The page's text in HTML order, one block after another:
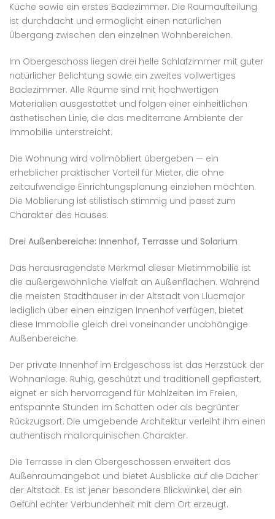
Küche sowie ein erstes Badezimmer. Die Raumaufteilung
ist durchdacht und ermöglicht einen natürlichen
Übergang zwischen den einzelnen Wohnbereichen.
Im Obergeschoss liegen drei helle Schlafzimmer mit guter
natürlicher Belichtung sowie ein zweites vollwertiges
Badezimmer. Alle Räume sind mit hochwertigen
Materialien ausgestattet und folgen einer einheitlichen
ästhetischen Linie, die das mediterrane Ambiente der
Immobilie unterstreicht.
Die Wohnung wird vollmöbliert übergeben — ein
erheblicher praktischer Vorteil für Mieter, die ohne
zeitaufwendige Einrichtungsplanung einziehen möchten.
Die Möblierung ist stilistisch stimmig und passt zum
Charakter des Hauses.
Drei Außenbereiche: Innenhof, Terrasse und Solarium
Das herausragendste Merkmal dieser Mietimmobilie ist
die außergewöhnliche Vielfalt an Außenflächen. Während
die meisten Stadthäuser in der Altstadt von Llucmajor
lediglich über einen einzigen Innenhof verfügen, bietet
diese Immobilie gleich drei voneinander unabhängige
Außenbereiche.
Der private Innenhof im Erdgeschoss ist das Herzstück der
Wohnanlage. Ruhig, geschützt und traditionell gepflastert,
eignet er sich hervorragend für Mahlzeiten im Freien,
entspannte Stunden im Schatten oder als begrünter
Rückzugsort. Die umgebende Architektur verleiht ihm einen
authentisch mallorquinischen Charakter.
Die Terrasse in den Obergeschossen erweitert das
Außenraumangebot und bietet Ausblicke auf die Dächer
der Altstadt. Es ist jener besondere Blickwinkel, der ein
Gefühl echter Verbundenheit mit dem Ort erzeugt.